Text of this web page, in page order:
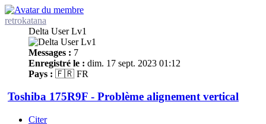
retrokatana
Delta User Lv1
Messages : 7
Enregistré le : dim. 17 sept. 2023 01:12
Pays : 🇫🇷 FR
Toshiba 175R9F - Problème alignement vertical
Citer